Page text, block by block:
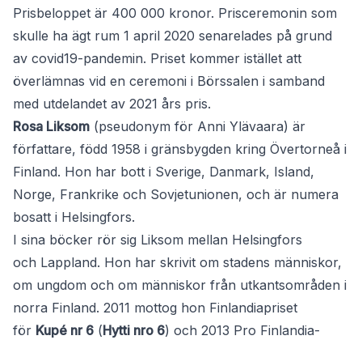
Prisbeloppet är 400 000 kronor. Prisceremonin som
skulle ha ägt rum 1 april 2020 senarelades på grund
av covid19-pandemin. Priset kommer istället att
överlämnas vid en ceremoni i Börssalen i samband
med utdelandet av 2021 års pris.
Rosa Liksom (pseudonym för Anni Ylävaara) är
författare, född 1958 i gränsbygden kring Övertorneå i
Finland. Hon har bott i Sverige, Danmark, Island,
Norge, Frankrike och Sovjetunionen, och är numera
bosatt i Helsingfors.
I sina böcker rör sig Liksom mellan Helsingfors
och Lappland. Hon har skrivit om stadens människor,
om ungdom och om människor från utkantsområden i
norra Finland. 2011 mottog hon Finlandiapriset
för Kupé nr 6 (Hytti nro 6) och 2013 Pro Finlandia-